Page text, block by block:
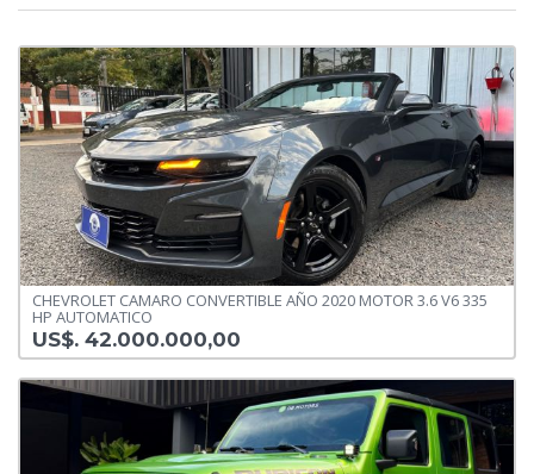
CHEVROLET CAMARO CONVERTIBLE AÑO 2020 MOTOR 3.6 V6 335
HP AUTOMATICO
US$. 42.000.000,00